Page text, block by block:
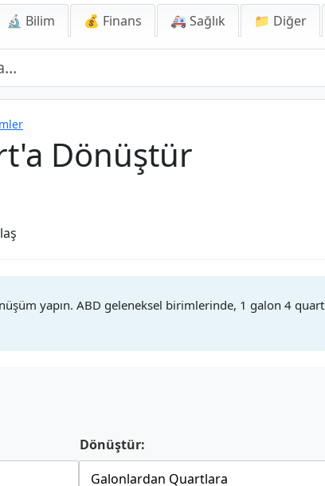
🔬 Bilim 💰 Finans 🚑 Sağlık 📁 Diğer
Dönüştür
yapın. ABD geleneksel birimlerinde, 1 galon 4 quart
Dönüştür: